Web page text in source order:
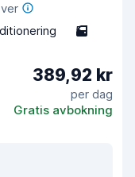
5
389,92 kr
per dag
Gratis avbokning